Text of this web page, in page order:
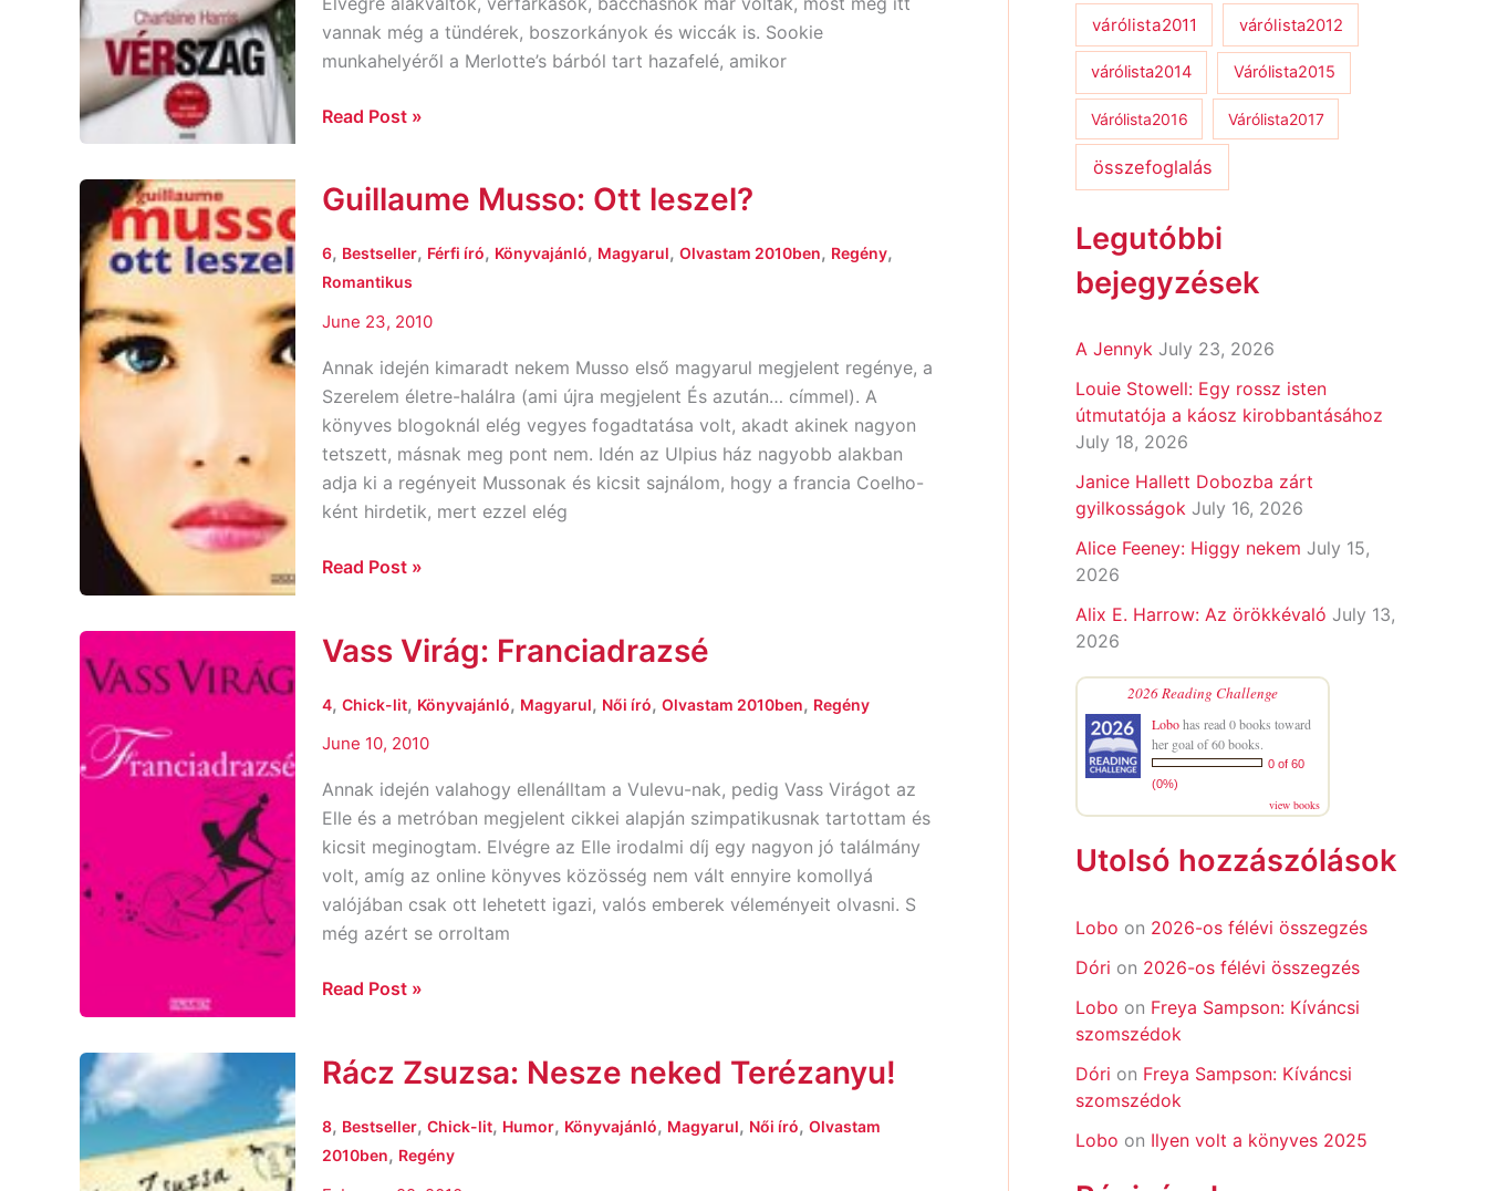
vannak még a tündérek, boszorkányok és wiccák is. Sookie
munkahelyéről a Merlotte’s bárból tart hazafelé, amikor
Read Post »
Guillaume Musso: Ott leszel?
6, Bestseller, Férfi író, Könyvajánló, Magyarul, Olvastam 2010ben, Regény,
Romantikus
June 23, 2010
Annak idején kimaradt nekem Musso első magyarul megjelent regénye, a
Szerelem életre-halálra (ami újra megjelent És azután… címmel). A
könyves blogoknál elég vegyes fogadtatása volt, akadt akinek nagyon
tetszett, másnak meg pont nem. Idén az Ulpius ház nagyobb alakban
adja ki a regényeit Mussonak és kicsit sajnálom, hogy a francia Coelho-
ként hirdetik, mert ezzel elég
Guillaume
Ott
leszel?
Read Post »
Vass Virág: Franciadrazsé
4, Chick-lit, Könyvajánló, Magyarul, Női író, Olvastam 2010ben, Regény
June 10, 2010
Annak idején valahogy ellenálltam a Vulevu-nak, pedig Vass Virágot az
Elle és a metróban megjelent cikkei alapján szimpatikusnak tartottam és
kicsit meginogtam. Elvégre az Elle irodalmi díj egy nagyon jó találmány
volt, amíg az online könyves közösség nem vált ennyire komollyá
valójában csak ott lehetett igazi, valós emberek véleményeit olvasni. S
még azért se orroltam
Vass
Franciadrazsé
Read Post »
Rácz Zsuzsa: Nesze neked Terézanyu!
8, Bestseller, Chick-lit, Humor, Könyvajánló, Magyarul, Női író, Olvastam
2010ben, Regény
Rácz
Nesze
neked
várólista2011 várólista2012
várólista2014 Várólista2015
Várólista2016 Várólista2017
összefoglalás
Legutóbbi
bejegyzések
A Jennyk July 23, 2026
Louie Stowell: Egy ​rossz isten
útmutatója a káosz kirobbantásához
July 18, 2026
Janice Hallett Dobozba zárt
gyilkosságok July 16, 2026
Alice Feeney: Higgy nekem July 15,
2026
Alix E. Harrow: Az örökkévaló July 13,
2026
2026 Reading Challenge
Lobohas read 0 books toward
her goal of 60 books.
0 of 60
(0%)
view books
Utolsó hozzászólások
Lobo on 2026-os félévi összegzés
Dóri on 2026-os félévi összegzés
Lobo on Freya Sampson: Kíváncsi
szomszédok
Dóri on Freya Sampson: Kíváncsi
szomszédok
Lobo on Ilyen volt a könyves 2025